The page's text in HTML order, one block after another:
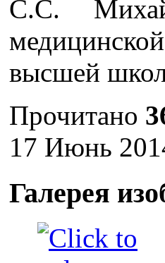
С.С.
высшей
Прочитано
17 Июнь
Галерея